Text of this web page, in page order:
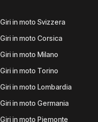
Giri in moto Svizzera
Giri in moto Corsica
Giri in moto Milano
Giri in moto Torino
Giri in moto Lombardia
Giri in moto Germania
Giri in moto Piemonte